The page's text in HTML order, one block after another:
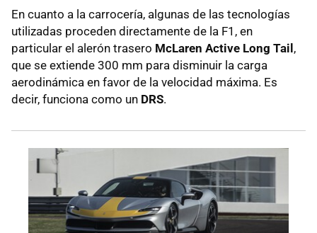
En cuanto a la carrocería, algunas de las tecnologías
utilizadas proceden directamente de la F1, en
particular el alerón trasero McLaren Active Long Tail,
que se extiende 300 mm para disminuir la carga
aerodinámica en favor de la velocidad máxima. Es
decir, funciona como un DRS.